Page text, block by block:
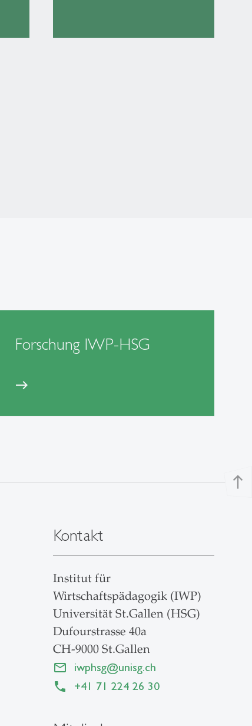
Forschung IWP-HSG
east
north
Kontakt
Institut für
Wirtschaftspädagogik (IWP)
Universität St.Gallen (HSG)
Dufourstrasse 40a
CH-9000 St.Gallen
iwphsg@unisg.ch
+41 71 224 26 30